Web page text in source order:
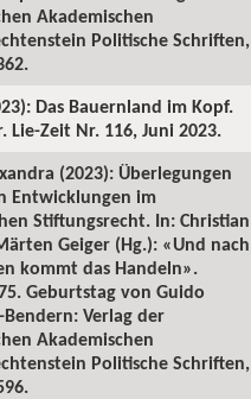
Akademischen
Politische Schriften,
Das Bauernland im Kopf.
Lie-Zeit Nr. 116, Juni 2023.
(2023): Überlegungen
Entwicklungen im
Stiftungsrecht. In: Christian
Geiger (Hg.): «Und nach
kommt das Handeln».
Geburtstag von Guido
Verlag der
Akademischen
Politische Schriften,